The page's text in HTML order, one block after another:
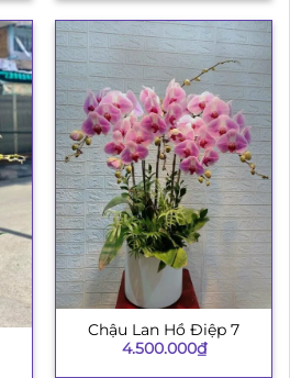
3.200.000₫.
Chậu Lan Hồ Điệp 7
4.500.000₫